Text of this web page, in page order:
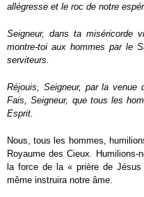
allégresse et le roc de notre
Seigneur, dans ta miséricorde
montre-toi aux hommes par le
serviteurs.
Réjouis, Seigneur, par la
Fais, Seigneur, que tous les
Esprit.
Nous, tous les hommes,
Royaume des Cieux.
la force de la « prière de
même instruira notre âme.